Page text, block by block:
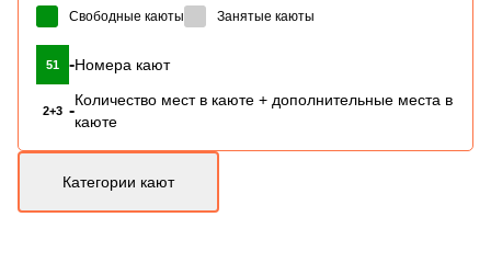
Свободные каюты Занятые каюты
51 -Номера кают
2+3 -
Количество мест в каюте + дополнительные места в
каюте
Категории кают